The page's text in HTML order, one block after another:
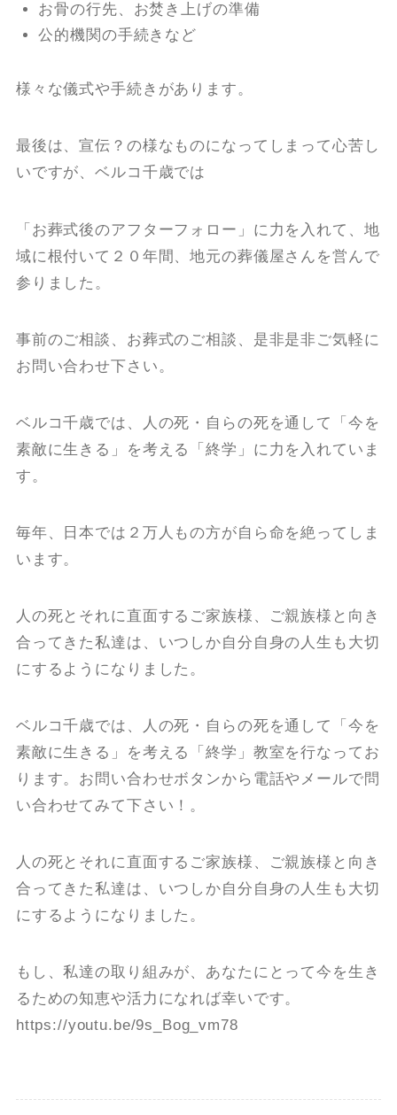
お骨の行先、お焚き上げの準備
公的機関の手続きなど
様々な儀式や手続きがあります。
最後は、宣伝？の様なものになってしまって心苦し
いですが、ベルコ千歳では
「お葬式後のアフターフォロー」に力を入れて、地
域に根付いて２０年間、地元の葬儀屋さんを営んで
参りました。
事前のご相談、お葬式のご相談、是非是非ご気軽に
お問い合わせ下さい。
ベルコ千歳では、人の死・自らの死を通して「今を
素敵に生きる」を考える「終学」に力を入れていま
す。
毎年、日本では２万人もの方が自ら命を絶ってしま
います。
人の死とそれに直面するご家族様、ご親族様と向き
合ってきた私達は、いつしか自分自身の人生も大切
にするようになりました。
ベルコ千歳では、人の死・自らの死を通して「今を
素敵に生きる」を考える「終学」教室を行なってお
ります。お問い合わせボタンから電話やメールで問
い合わせてみて下さい！。
人の死とそれに直面するご家族様、ご親族様と向き
合ってきた私達は、いつしか自分自身の人生も大切
にするようになりました。
もし、私達の取り組みが、あなたにとって今を生き
るための知恵や活力になれば幸いです。
https://youtu.be/9s_Bog_vm78